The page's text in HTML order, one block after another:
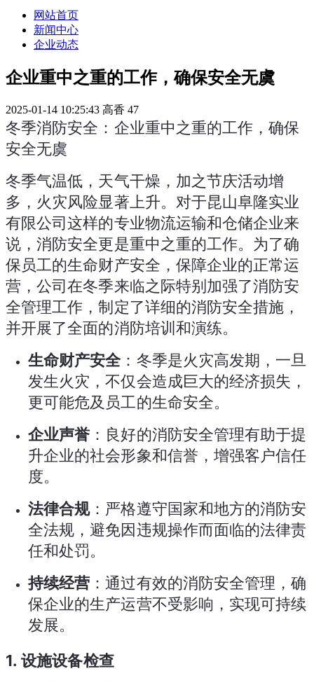
网站首页
新闻中心
企业动态
企业重中之重的工作，确保安全无虞
2025-01-14 10:25:43 高香 47
冬季消防安全：企业重中之重的工作，确保
安全无虞
冬季气温低，天气干燥，加之节庆活动增
多，火灾风险显著上升。对于昆山阜隆实业
有限公司这样的专业物流运输和仓储企业来
说，消防安全更是重中之重的工作。为了确
保员工的生命财产安全，保障企业的正常运
营，公司在冬季来临之际特别加强了消防安
全管理工作，制定了详细的消防安全措施，
并开展了全面的消防培训和演练。
生命财产安全：冬季是火灾高发期，一旦
发生火灾，不仅会造成巨大的经济损失，
更可能危及员工的生命安全。
企业声誉 ：良好的消防安全管理有助于提
升企业的社会形象和信誉，增强客户信任
度。
法律合规：严格遵守国家和地方的消防安
全法规，避免因违规操作而面临的法律责
任和处罚。
持续经营 ：通过有效的消防安全管理，确
保企业的生产运营不受影响，实现可持续
发展。
1.设施设备检查